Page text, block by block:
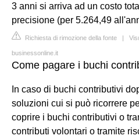
3 anni si arriva ad un costo
precisione (per 5.264,49
Richiesta di rimozione della fonte |
businessonline.it
Come pagare i buchi
In caso di buchi contributivi
soluzioni cui si può ricorrere
coprire i buchi contributivi o
contributi volontari o tramite